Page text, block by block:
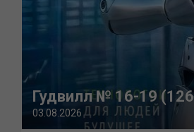
Гудвилл № 16-19
03.08.2026